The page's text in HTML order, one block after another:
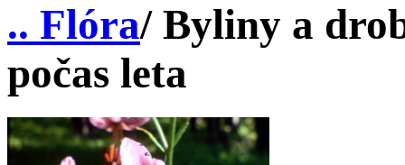
.. Flóra/ Byliny a
počas leta